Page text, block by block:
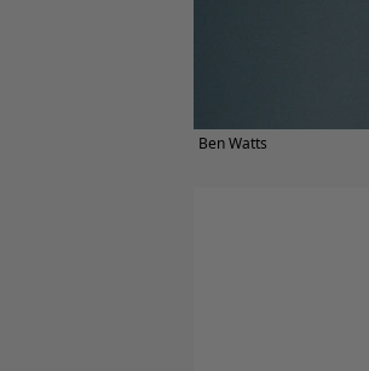
Ben Watts